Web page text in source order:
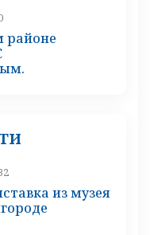
районе
из музея